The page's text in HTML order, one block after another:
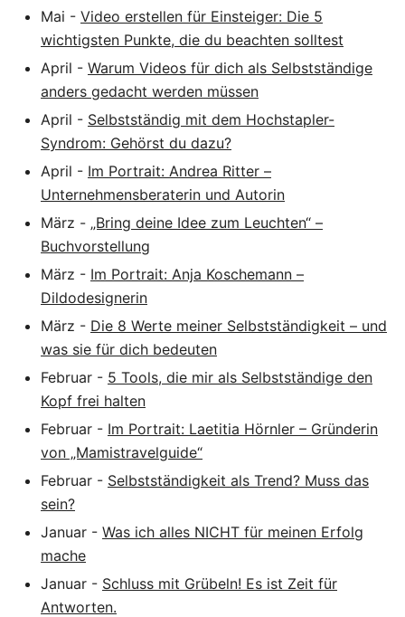
Mai - Video erstellen für Einsteiger: Die 5
wichtigsten Punkte, die du beachten solltest
April - Warum Videos für dich als Selbstständige
anders gedacht werden müssen
April - Selbstständig mit dem Hochstapler-
Syndrom: Gehörst du dazu?
April - Im Portrait: Andrea Ritter –
Unternehmensberaterin und Autorin
März - „Bring deine Idee zum Leuchten“ –
Buchvorstellung
März - Im Portrait: Anja Koschemann –
Dildodesignerin
März - Die 8 Werte meiner Selbstständigkeit – und
was sie für dich bedeuten
Februar - 5 Tools, die mir als Selbstständige den
Kopf frei halten
Februar - Im Portrait: Laetitia Hörnler – Gründerin
von „Mamistravelguide“
Februar - Selbstständigkeit als Trend? Muss das
sein?
Januar - Was ich alles NICHT für meinen Erfolg
mache
Januar - Schluss mit Grübeln! Es ist Zeit für
Antworten.